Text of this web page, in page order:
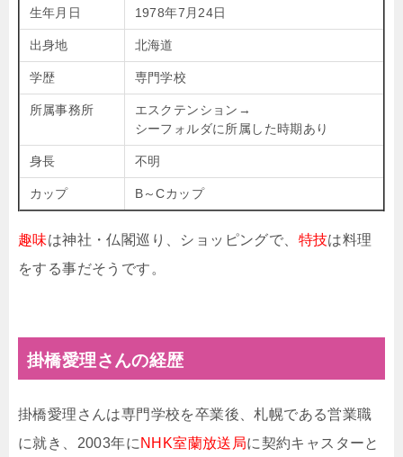
生年月日 1978年7月24日
出身地 北海道
学歴 専門学校
所属事務所
エスクテンション→
シーフォルダに所属した時期あり
身長 不明
カップ B～Cカップ
趣味は神社・仏閣巡り、ショッピングで、 特技は料理
をする事だそうです。
掛橋愛理さんの経歴
掛橋愛理さんは専門学校を卒業後、札幌である営業職
に就き、2003年に NHK室蘭放送局に契約キャスターと